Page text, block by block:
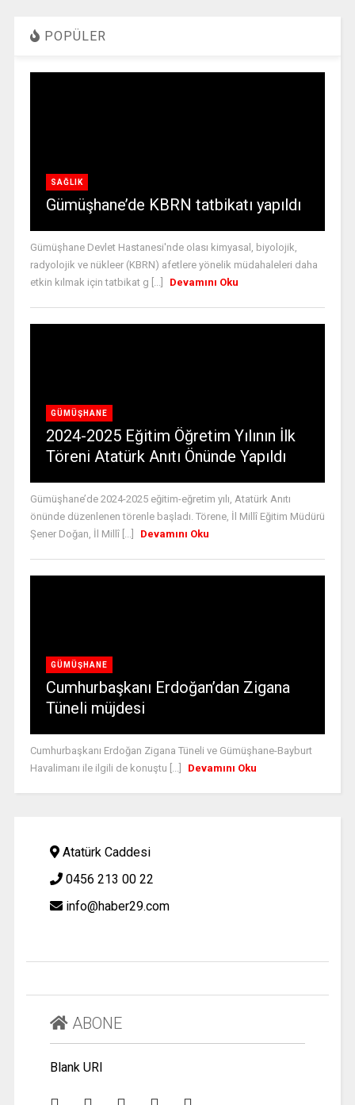
POPÜLER
SAĞLIK
Gümüşhane’de KBRN tatbikatı yapıldı
Gümüşhane Devlet Hastanesi'nde olası kimyasal, biyolojik,
radyolojik ve nükleer (KBRN) afetlere yönelik müdahaleleri daha
etkin kılmak için tatbikat g [...]
Devamını Oku
GÜMÜŞHANE
2024-2025 Eğitim Öğretim Yılının İlk
Töreni Atatürk Anıtı Önünde Yapıldı
Gümüşhane’de 2024-2025 eğitim-eğretim yılı, Atatürk Anıtı
önünde düzenlenen törenle başladı. Törene, İl Millî Eğitim Müdürü
Şener Doğan, İl Millî [...]
Devamını Oku
GÜMÜŞHANE
Cumhurbaşkanı Erdoğan’dan Zigana
Tüneli müjdesi
Cumhurbaşkanı Erdoğan Zigana Tüneli ve Gümüşhane-Bayburt
Havalimanı ile ilgili de konuştu [...]
Devamını Oku
Atatürk Caddesi
0456 213 00 22
info@haber29.com
ABONE
Blank URI